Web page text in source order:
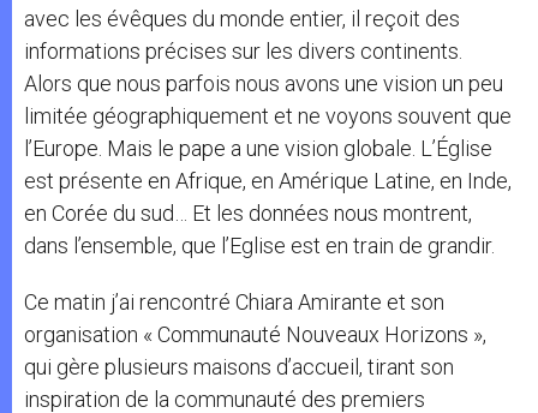
avec les évêques du monde entier, il reçoit des
informations précises sur les divers continents.
Alors que nous parfois nous avons une vision un peu
limitée géographiquement et ne voyons souvent que
l’Europe. Mais le pape a une vision globale. L’Église
est présente en Afrique, en Amérique Latine, en Inde,
en Corée du sud… Et les données nous montrent,
dans l’ensemble, que l’Eglise est en train de grandir.
Ce matin j’ai rencontré Chiara Amirante et son
organisation « Communauté Nouveaux Horizons »,
qui gère plusieurs maisons d’accueil, tirant son
inspiration de la communauté des premiers